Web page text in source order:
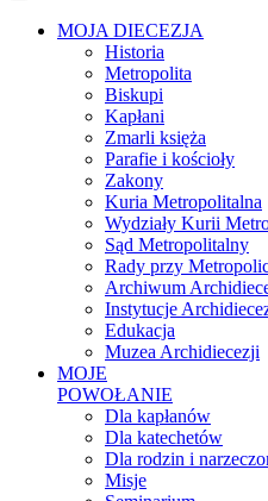
MOJA DIECEZJA
Historia
Metropolita
Biskupi
Kapłani
Zmarli księża
Parafie i kościoły
Zakony
Kuria Metropolitalna
Wydziały Kurii
Sąd Metropolitalny
Rady przy
Archiwum
Instytucje
Edukacja
Muzea Archidiecezji
MOJE
POWOŁANIE
Dla kapłanów
Dla katechetów
Dla rodzin i
Misje